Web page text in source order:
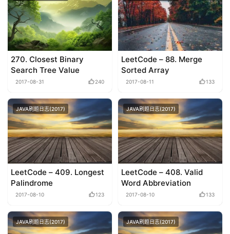
270. Closest Binary
Search Tree Value
2017-08-31 240
LeetCode – 88. Merge
Sorted Array
2017-08-11 133
JAVA刷题日志(2017)
LeetCode – 409. Longest
Palindrome
2017-08-10 123
JAVA刷题日志(2017)
LeetCode – 408. Valid
Word Abbreviation
2017-08-10 133
JAVA刷题日志(2017) JAVA刷题日志(2017)